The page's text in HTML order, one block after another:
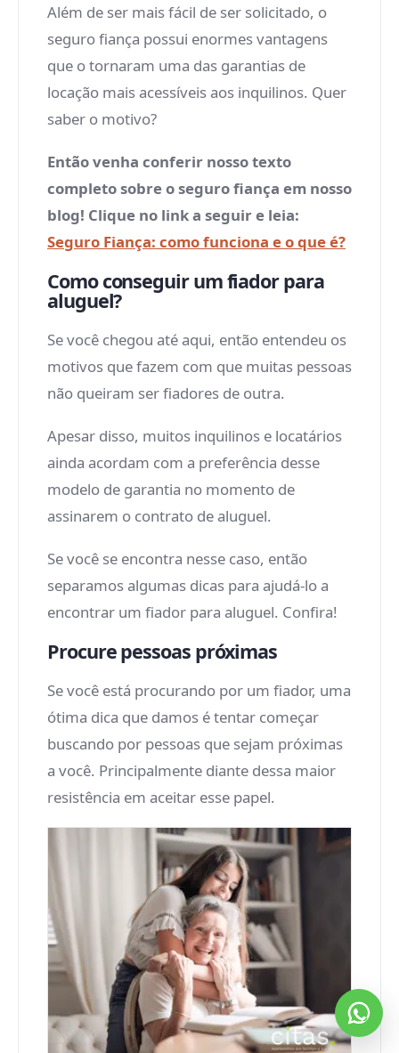
Além de ser mais fácil de ser solicitado, o
seguro fiança possui enormes vantagens
que o tornaram uma das garantias de
locação mais acessíveis aos inquilinos. Quer
saber o motivo?
Então venha conferir nosso texto
completo sobre o seguro fiança em nosso
blog! Clique no link a seguir e leia:
Seguro Fiança: como funciona e o que é?
Como conseguir um fiador para
aluguel?
Se você chegou até aqui, então entendeu os
motivos que fazem com que muitas pessoas
não queiram ser fiadores de outra.
Apesar disso, muitos inquilinos e locatários
ainda acordam com a preferência desse
modelo de garantia no momento de
assinarem o contrato de aluguel.
Se você se encontra nesse caso, então
separamos algumas dicas para ajudá-lo a
encontrar um fiador para aluguel. Confira!
Procure pessoas próximas
Se você está procurando por um fiador, uma
ótima dica que damos é tentar começar
buscando por pessoas que sejam próximas
a você. Principalmente diante dessa maior
resistência em aceitar esse papel.